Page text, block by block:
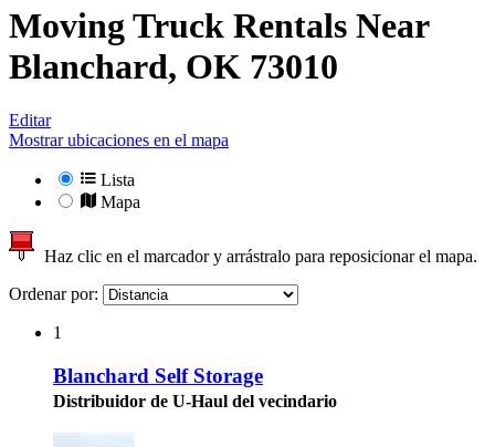
Moving Truck Rentals Near
Blanchard, OK 73010
Editar
Mostrar ubicaciones en el mapa
Lista
Mapa
Haz clic en el marcador y arrástralo para reposicionar el mapa.
Ordenar por:
1
Blanchard Self Storage
Distribuidor de U-Haul del vecindario